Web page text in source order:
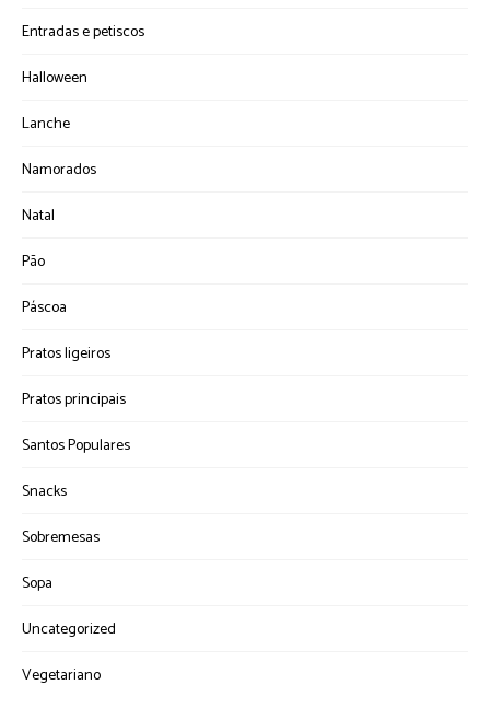
Entradas e petiscos
Halloween
Lanche
Namorados
Natal
Pão
Páscoa
Pratos ligeiros
Pratos principais
Santos Populares
Snacks
Sobremesas
Sopa
Uncategorized
Vegetariano